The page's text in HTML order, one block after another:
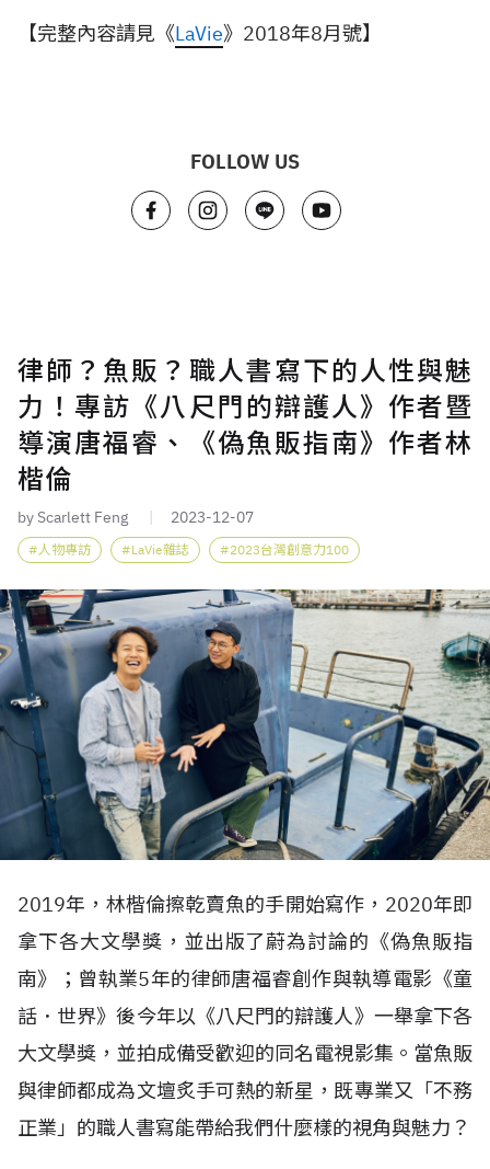
【完整內容請見《LaVie》2018年8月號】
FOLLOW US
律師？魚販？職人書寫下的人性與魅
力！專訪《八尺門的辯護人》作者暨
導演唐福睿、《偽魚販指南》作者林
楷倫
by Scarlett Feng 2023-12-07
人物專訪 LaVie雜誌 2023台灣創意力100
2019年，林楷倫擦乾賣魚的手開始寫作，2020年即
拿下各大文學獎，並出版了蔚為討論的《偽魚販指
南》；曾執業5年的律師唐福睿創作與執導電影《童
話．世界》後今年以《八尺門的辯護人》一舉拿下各
大文學獎，並拍成備受歡迎的同名電視影集。當魚販
與律師都成為文壇炙手可熱的新星，既專業又「不務
正業」的職人書寫能帶給我們什麼樣的視角與魅力？